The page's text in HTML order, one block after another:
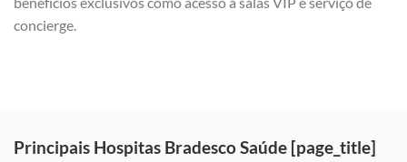
concierge.
Principais Hospitas Bradesco Saúde [page_title]